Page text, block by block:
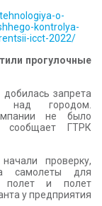
o-
kontrolya-
icct-2022/
прогулочные
добилась запрета
над городом.
не было
сообщает ГТРК
проверку,
самолеты для
полет и полет
у предприятия